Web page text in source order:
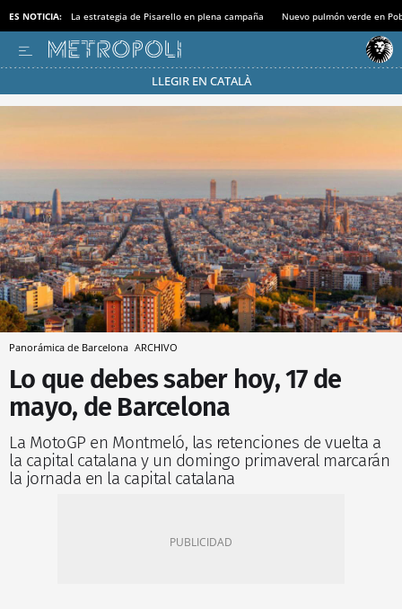
ES NOTICIA: La estrategia de Pisarello en plena campaña Nuevo pulmón verde en
LLEGIR EN CATALÀ
Pásate al MODO AHORRO
Panorámica de Barcelona ARCHIVO
Lo que debes saber hoy, 17 de
mayo, de Barcelona
La MotoGP en Montmeló, las retenciones de vuelta a
la capital catalana y un domingo primaveral marcarán
la jornada en la capital catalana